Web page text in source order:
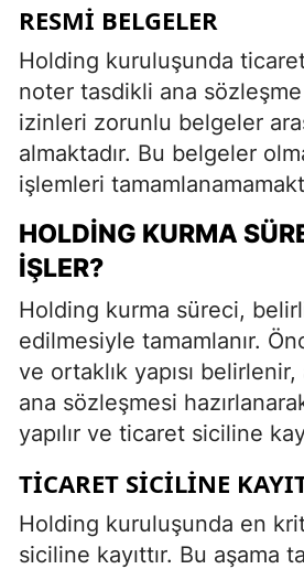
RESMI BELGELER
Holding kuruluşunda
noter tasdikli ana
izinleri zorunlu belgeler
almaktadır. Bu belgeler
işlemleri
HOLDING KURMA
İŞLER?
Holding kurma süreci,
edilmesiyle tamamlanır.
ve ortaklık yapısı
ana sözleşmesi
yapılır ve ticaret siciline
TICARET SICILINE
Holding kuruluşunda en
siciline kayıttır. Bu aşama